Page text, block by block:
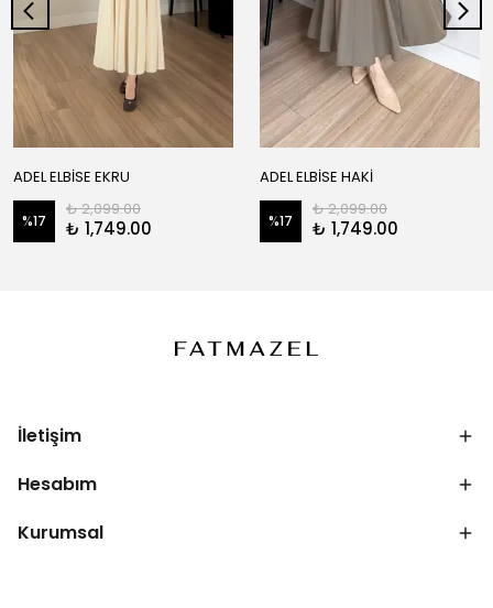
ADEL ELBİSE EKRU
%17
₺ 2,099.00
₺ 1,749.00
ADEL ELBİSE HAKİ
%17
₺ 2,099.00
₺ 1,749.00
İletişim
Hesabım
Kurumsal